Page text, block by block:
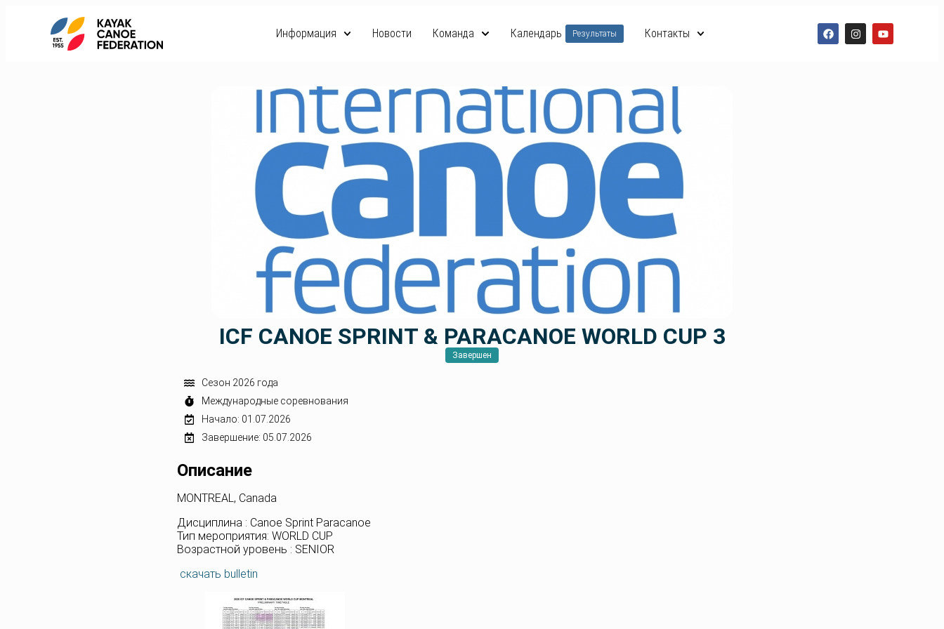
Информация Новости Команда Календарь Результаты Контакты
ICF CANOE SPRINT & PARACANOE WORLD CUP 3
Завершен
Сезон 2026 года
Международные соревнования
Начало: 01.07.2026
Завершение: 05.07.2026
Описание
MONTREAL, Canada
Дисциплина : Canoe Sprint Paracanoe
Тип мероприятия: WORLD CUP
Возрастной уровень : SENIOR
скачать bulletin